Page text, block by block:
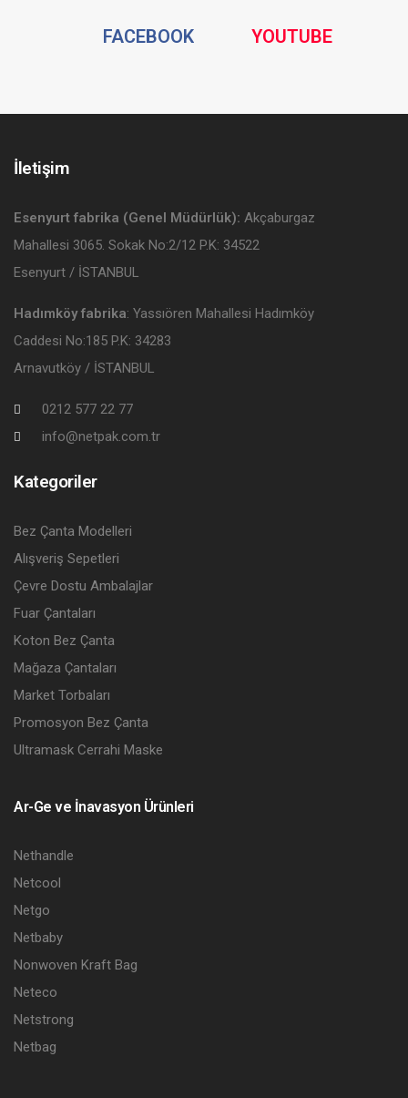
FACEBOOKSocial YOUTUBESocial
Ar-Ge ve İnavasyon Ürünleri
Nethandle
Netcool
Netgo
Netbaby
Nonwoven Kraft Bag
Neteco
Netstrong
Netbag
Kategoriler
Bez Çanta Modelleri
Alışveriş Sepetleri
Çevre Dostu Ambalajlar
Fuar Çantaları
Koton Bez Çanta
Mağaza Çantaları
Market Torbaları
Promosyon Bez Çanta
Ultramask Cerrahi Maske
İletişim
Esenyurt fabrika (Genel Müdürlük): Akçaburgaz
Mahallesi 3065. Sokak No:2/12 P.K: 34522
Esenyurt / İSTANBUL
Hadımköy fabrika: Yassıören Mahallesi Hadımköy
Caddesi No:185 P.K: 34283
Arnavutköy / İSTANBUL
0212 577 22 77
info@netpak.com.tr